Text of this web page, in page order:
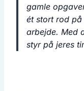
gamle
ét stort rod på
arbejde. Med
styr på jeres